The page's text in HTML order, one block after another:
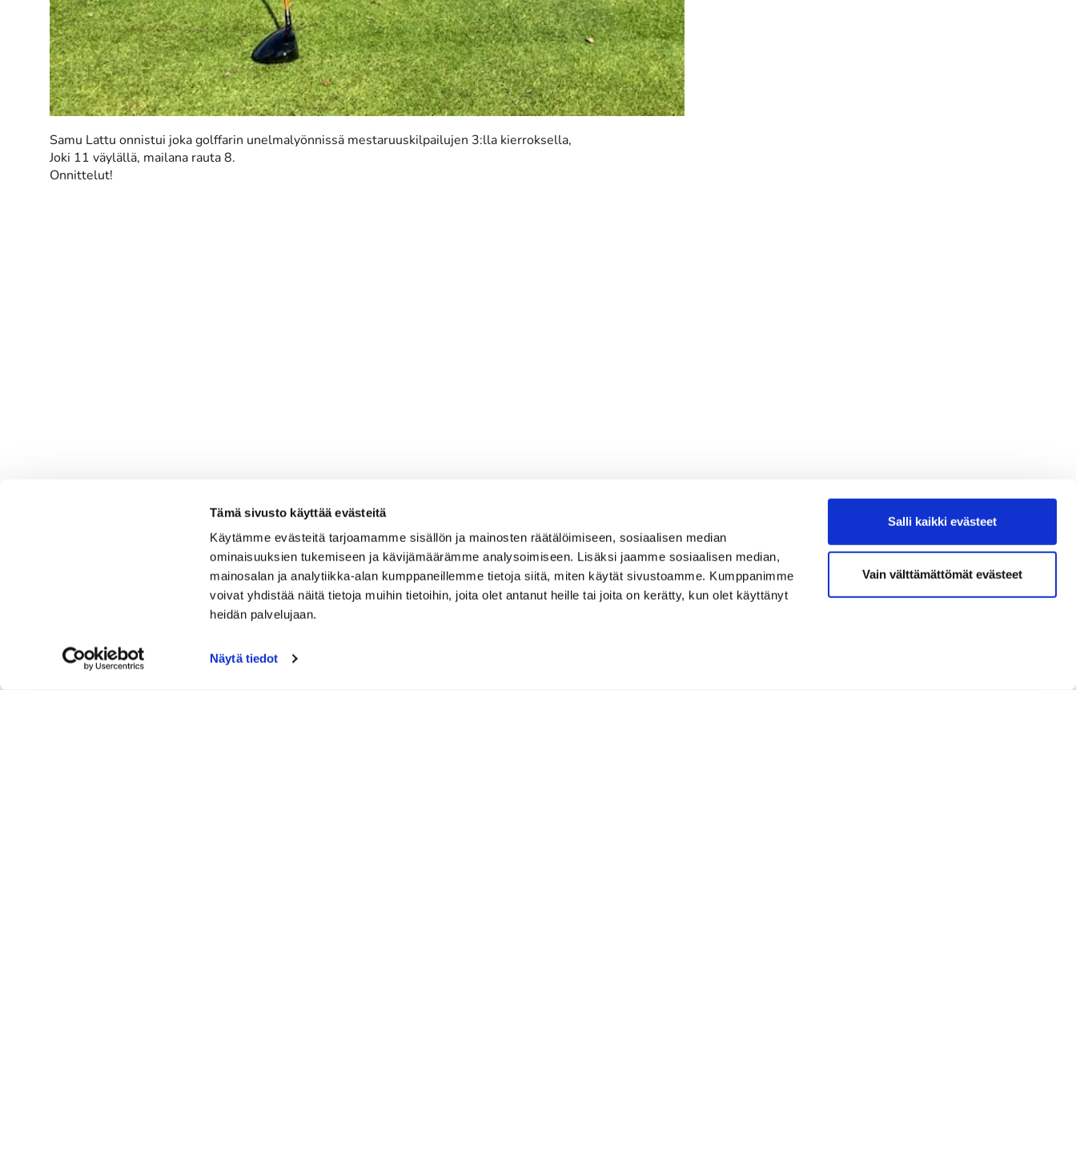
Tämä sivusto käyttää evästeitä
Käytämme evästeitä tarjoamamme sisällön ja mainosten räätälöimiseen, sosiaalisen median
ominaisuuksien tukemiseen ja kävijämäärämme analysoimiseen. Lisäksi jaamme sosiaalisen median,
mainosalan ja analytiikka-alan kumppaneillemme tietoja siitä, miten käytät sivustoamme. Kumppanimme
voivat yhdistää näitä tietoja muihin tietoihin, joita olet antanut heille tai joita on kerätty, kun olet käyttänyt
heidän palvelujaan.
Näytä tiedot
Salli kaikki evästeet
Vain välttämättömät evästeet
Samu Lattu onnistui joka golffarin unelmalyönnissä mestaruuskilpailujen 3:lla kierroksella,
​​​​​​​Joki 11 väylällä, mailana rauta 8.
Onnittelut!